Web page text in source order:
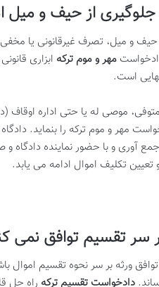
از حیف و میل
میل، تصرف غیرقانونی یا مخفی
مهر و موم ترکه ابزاری
است.
موصی له یا حتی اداره اوقاف
مهر و موم ترکه را بنماید.
آوری و با حضور نماینده دادگاه
تکلیف اموال ادامه می یابد.
سر تقسیم توافق نمی
ورثه بر سر نحوه تقسیم اموال
دادخواست تقسیم ترکه راه حل